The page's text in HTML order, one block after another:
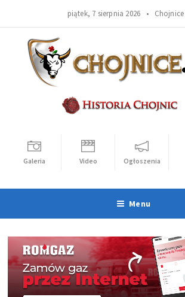
piątek, 7 sierpnia 2026 • Chojnice
Galeria Video Ogłoszenia
Menu